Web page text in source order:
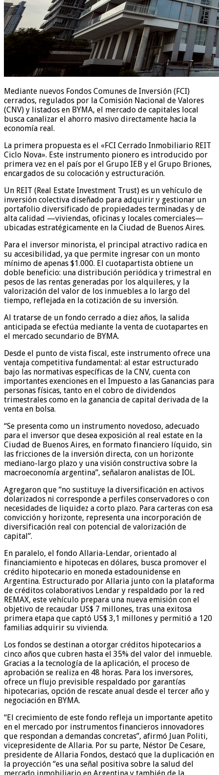
Mediante nuevos Fondos Comunes de Inversión (FCI)
cerrados, regulados por la Comisión Nacional de Valores
(CNV) y listados en BYMA, el mercado de capitales local
busca canalizar el ahorro masivo directamente hacia la
economía real.
La primera propuesta es el «FCI Cerrado Inmobiliario REIT
Ciclo Nova». Este instrumento pionero es introducido por
primera vez en el país por el Grupo IEB y el Grupo Briones,
encargados de su colocación y estructuración.
Un REIT (Real Estate Investment Trust) es un vehículo de
inversión colectiva diseñado para adquirir y gestionar un
portafolio diversificado de propiedades terminadas y de
alta calidad —viviendas, oficinas y locales comerciales—
ubicadas estratégicamente en la Ciudad de Buenos Aires.
Para el inversor minorista, el principal atractivo radica en
su accesibilidad, ya que permite ingresar con un monto
mínimo de apenas $1.000. El cuotapartista obtiene un
doble beneficio: una distribución periódica y trimestral en
pesos de las rentas generadas por los alquileres, y la
valorización del valor de los inmuebles a lo largo del
tiempo, reflejada en la cotización de su inversión.
Al tratarse de un fondo cerrado a diez años, la salida
anticipada se efectúa mediante la venta de cuotapartes en
el mercado secundario de BYMA.
Desde el punto de vista fiscal, este instrumento ofrece una
ventaja competitiva fundamental: al estar estructurado
bajo las normativas específicas de la CNV, cuenta con
importantes exenciones en el Impuesto a las Ganancias para
personas físicas, tanto en el cobro de dividendos
trimestrales como en la ganancia de capital derivada de la
venta en bolsa.
“Se presenta como un instrumento novedoso, adecuado
para el inversor que desea exposición al real estate en la
Ciudad de Buenos Aires, en formato financiero líquido, sin
las fricciones de la inversión directa, con un horizonte
mediano-largo plazo y una visión constructiva sobre la
macroeconomía argentina”, señalaron analistas de IOL.
Agregaron que “no sustituye la diversificación en activos
dolarizados ni corresponde a perfiles conservadores o con
necesidades de liquidez a corto plazo. Para carteras con esa
convicción y horizonte, representa una incorporación de
diversificación real con potencial de valorización de
capital”.
En paralelo, el fondo Allaria-Lendar, orientado al
financiamiento e hipotecas en dólares, busca promover el
crédito hipotecario en moneda estadounidense en
Argentina. Estructurado por Allaria junto con la plataforma
de créditos colaborativos Lendar y respaldado por la red
REMAX, este vehículo prepara una nueva emisión con el
objetivo de recaudar US$ 7 millones, tras una exitosa
primera etapa que captó US$ 3,1 millones y permitió a 120
familias adquirir su vivienda.
Los fondos se destinan a otorgar créditos hipotecarios a
cinco años que cubren hasta el 35% del valor del inmueble.
Gracias a la tecnología de la aplicación, el proceso de
aprobación se realiza en 48 horas. Para los inversores,
ofrece un flujo previsible respaldado por garantías
hipotecarias, opción de rescate anual desde el tercer año y
negociación en BYMA.
“El crecimiento de este fondo refleja un importante apetito
en el mercado por instrumentos financieros innovadores
que respondan a demandas concretas”, afirmó Juan Politi,
vicepresidente de Allaria. Por su parte, Néstor De Cesare,
presidente de Allaria Fondos, destacó que la duplicación en
la proyección “es una señal positiva sobre la salud del
mercado inmobiliario en Argentina y también de la